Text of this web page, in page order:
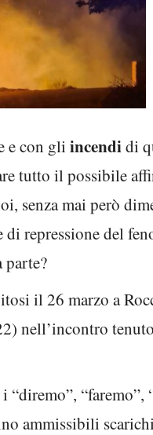
e con gli incendidi
tutto il possibile
senza mai però
repressione del
parte?
il 26 marzo a
nell’incontro
“faremo”,
ammissibili